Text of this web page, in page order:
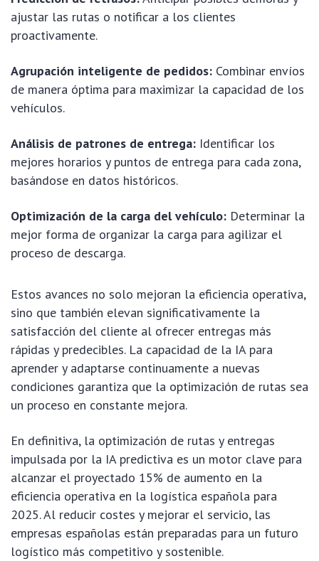
ajustar las rutas o notificar a los clientes
proactivamente.
Agrupación inteligente de pedidos: Combinar envíos
de manera óptima para maximizar la capacidad de los
vehículos.
Análisis de patrones de entrega: Identificar los
mejores horarios y puntos de entrega para cada zona,
basándose en datos históricos.
Optimización de la carga del vehículo: Determinar la
mejor forma de organizar la carga para agilizar el
proceso de descarga.
Estos avances no solo mejoran la eficiencia operativa,
sino que también elevan significativamente la
satisfacción del cliente al ofrecer entregas más
rápidas y predecibles. La capacidad de la IA para
aprender y adaptarse continuamente a nuevas
condiciones garantiza que la optimización de rutas sea
un proceso en constante mejora.
En definitiva, la optimización de rutas y entregas
impulsada por la IA predictiva es un motor clave para
alcanzar el proyectado 15% de aumento en la
eficiencia operativa en la logística española para
2025. Al reducir costes y mejorar el servicio, las
empresas españolas están preparadas para un futuro
logístico más competitivo y sostenible.